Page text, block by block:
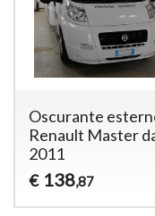
Oscurante
Renault Master
2011
€ 138,87